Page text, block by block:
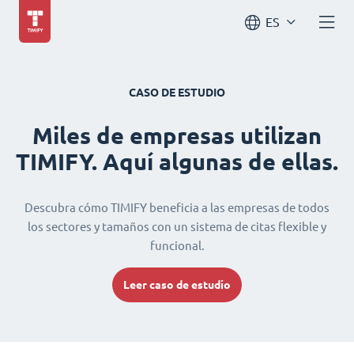
ES
CASO DE ESTUDIO
Miles de empresas utilizan
TIMIFY. Aquí algunas de ellas.
Descubra cómo TIMIFY beneficia a las empresas de todos
los sectores y tamaños con un sistema de citas flexible y
funcional.
Leer caso de estudio